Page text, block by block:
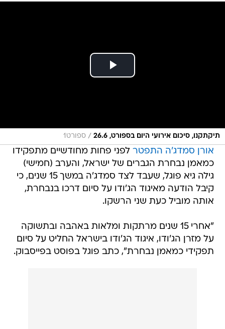
אורן סמדג'ה התפטרלפני פחות מחודשיים מתפקידו
כמאמן נבחרת הגברים של ישראל, והערב (חמישי)
גילה גיא פוגל, שעבד לצד סמדג'ה במשך 15 שנים, כי
קיבל הודעה מאיגוד הג'ודו על סיום דרכו בנבחרת,
אותה מוביל כעת שני הרשקו.
"אחרי 15 שנים מרתקות ומלאות באהבה ובתשוקה
תפקידי כמאמן נבחרת", כתב פוגל בפוסט בפייסבוק.